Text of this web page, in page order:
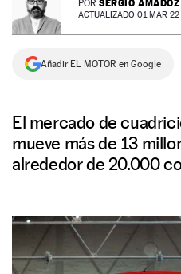
NEWSLETTER
SÍGUENOS
POR SERGIO AMADOZ
ACTUALIZADO 01 MAR
Añadir EL MOTOR en Google
El mercado de
mueve más de 13
alrededor de 20.000